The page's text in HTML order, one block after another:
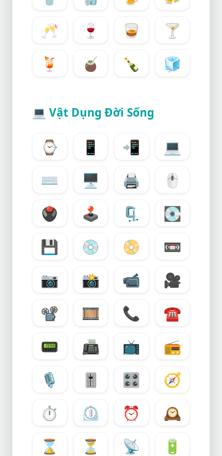
🥂
🍷 🥃
🍸
🍹
🧉 🍾 🧊
💻 Vật Dụng Đời Sống
⌚ 📱 📲
💻
⌨️
🖥️ 🖨️
🖱️
🖲️
🕹️ 🗜️
💽
💾
💿 📀
📼
📷
📸 📹
🎥
📽️
🎞️ 📞
☎️
📟
📠 📺
📻
🎙️
🎚️ 🎛️
🧭
⏱️
⏲️ ⏰
🕰️
⌛
⏳ 📡
🔋